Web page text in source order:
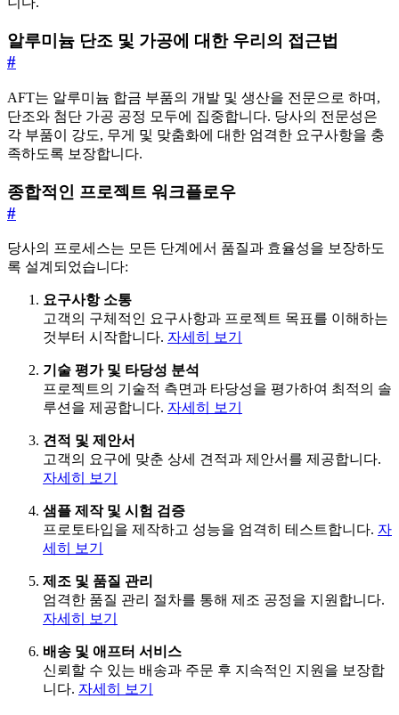
알루미늄 단조 및 가공에 대한 우리의 접근법
#
AFT는 알루미늄 합금 부품의 개발 및 생산을 전문으로 하며,
단조와 첨단 가공 공정 모두에 집중합니다. 당사의 전문성은
각 부품이 강도, 무게 및 맞춤화에 대한 엄격한 요구사항을 충
족하도록 보장합니다.
종합적인 프로젝트 워크플로우
#
당사의 프로세스는 모든 단계에서 품질과 효율성을 보장하도
록 설계되었습니다:
요구사항 소통
고객의 구체적인 요구사항과 프로젝트 목표를 이해하는
것부터 시작합니다. 자세히 보기
기술 평가 및 타당성 분석
프로젝트의 기술적 측면과 타당성을 평가하여 최적의 솔
루션을 제공합니다. 자세히 보기
견적 및 제안서
고객의 요구에 맞춘 상세 견적과 제안서를 제공합니다.
자세히 보기
샘플 제작 및 시험 검증
프로토타입을 제작하고 성능을 엄격히 테스트합니다. 자
세히 보기
제조 및 품질 관리
엄격한 품질 관리 절차를 통해 제조 공정을 지원합니다.
자세히 보기
배송 및 애프터 서비스
신뢰할 수 있는 배송과 주문 후 지속적인 지원을 보장합
니다. 자세히 보기